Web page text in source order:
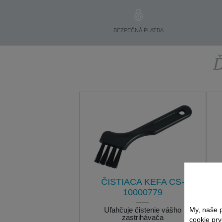
BEZPEČNÁ PLATBA
ČISTIACA KEFA CS-
10000779
Uľahčuje čistenie vášho
zastrihávača
My, naše
cookie